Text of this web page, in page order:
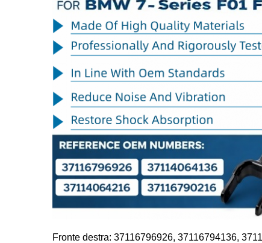
Fronte destra: 37116796926, 37116794136,